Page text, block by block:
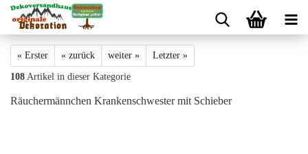
« Erster « zurück weiter » Letzter »
108 Artikel in dieser Kategorie
Räuchermännchen Krankenschwester mit Schieber